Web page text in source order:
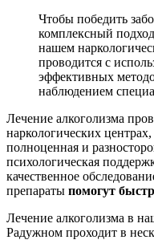
Чтобы победить
комплексный
нашем
проводится с
эффективных
наблюдением
Лечение алкоголизма
наркологических
полноценная и
психологическая
качественное
препараты помогут
Лечение алкоголизма в
Радужном проходит в